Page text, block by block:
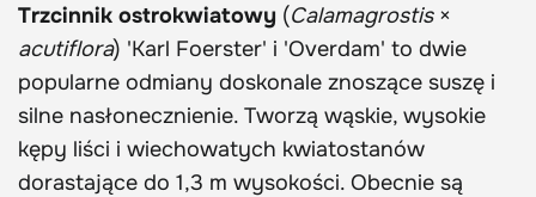
Trzcinnik ostrokwiatowy (Calamagrostis×
acutiflora) 'Karl Foerster' i 'Overdam' to dwie
popularne odmiany doskonale znoszące suszę i
silne nasłonecznienie. Tworzą wąskie, wysokie
kępy liści i wiechowatych kwiatostanów
dorastające do 1,3 m wysokości. Obecnie są